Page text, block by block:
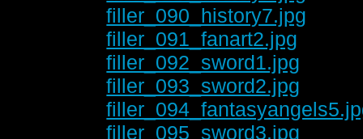
filler_090_history7.jpg
filler_091_fanart2.jpg
filler_092_sword1.jpg
filler_093_sword2.jpg
filler_095_sword3.jpg